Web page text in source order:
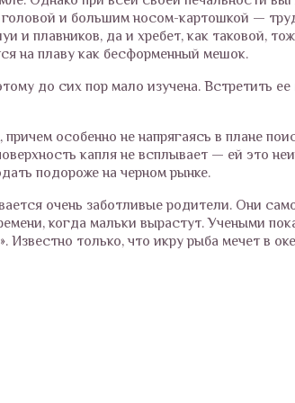
и большим носом-картошкой —
плавников, да и хребет, как таковой,
на плаву как бесформенный мешок.
до сих пор мало изучена. Встретить
особенно не напрягаясь в плане
капля не всплывает — ей это
подороже на черном рынке.
очень заботливые родители. Они
когда мальки вырастут. Учеными
только, что икру рыба мечет в